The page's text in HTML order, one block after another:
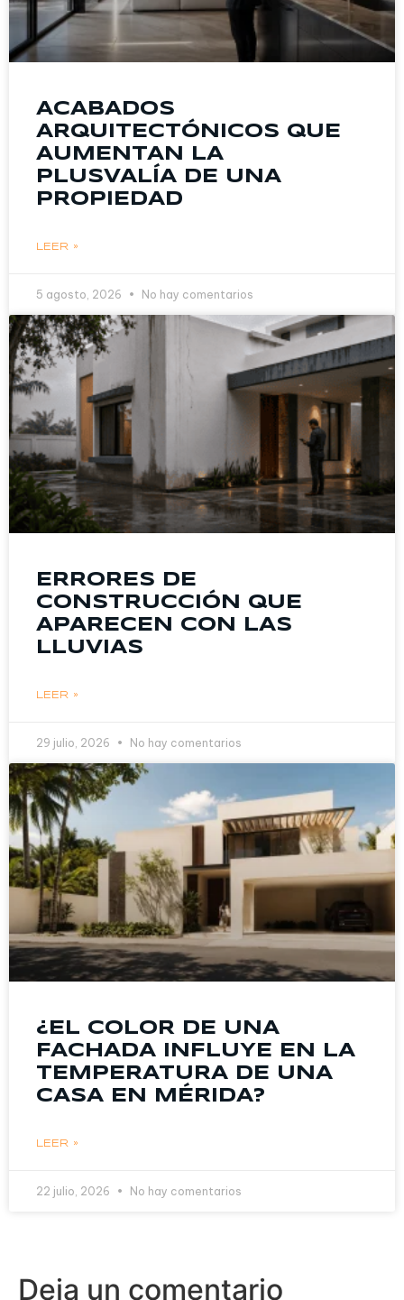
ACABADOS
ARQUITECTÓNICOS QUE
AUMENTAN LA
PLUSVALÍA DE UNA
PROPIEDAD
LEER »
5 agosto, 2026 No hay comentarios
ERRORES DE
CONSTRUCCIÓN QUE
APARECEN CON LAS
LLUVIAS
LEER »
29 julio, 2026 No hay comentarios
¿EL COLOR DE UNA
FACHADA INFLUYE EN LA
TEMPERATURA DE UNA
CASA EN MÉRIDA?
LEER »
22 julio, 2026 No hay comentarios
Deja un comentario